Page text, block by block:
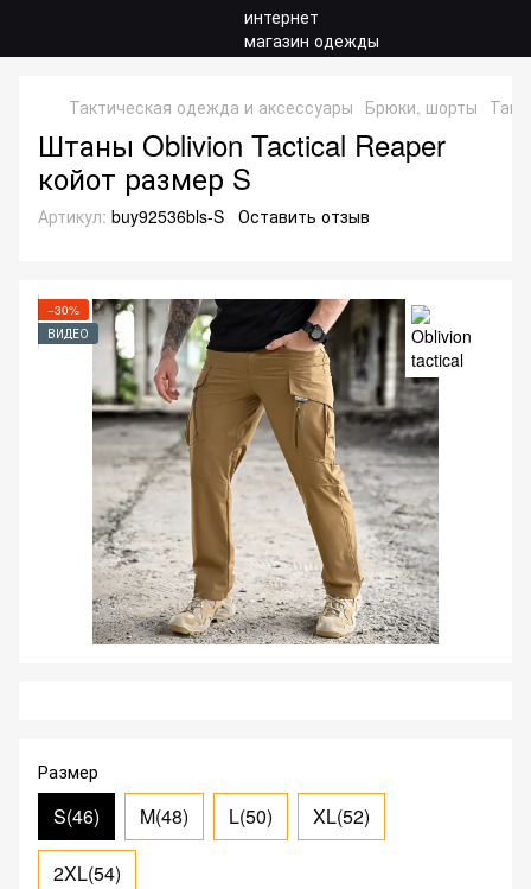
Тактическая одежда и аксессуары Брюки, шорты
Штаны Oblivion Tactical Reaper
койот размер S
Артикул: buy92536bls-S Оставить отзыв
−30%
ВИДЕО
Размер
S(46) M(48) L(50) XL(52)
2XL(54)